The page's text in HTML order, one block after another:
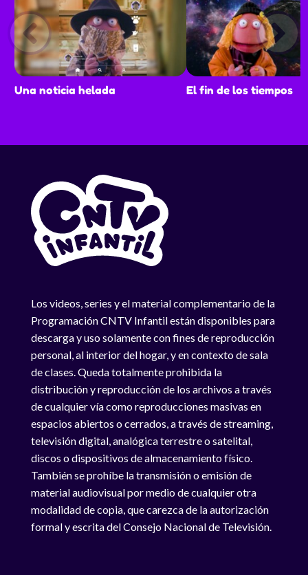
Una noticia helada El fin de los tiempos
Los videos, series y el material complementario de la
Programación CNTV Infantil están disponibles para
descarga y uso solamente con fines de reproducción
personal, al interior del hogar, y en contexto de sala
de clases. Queda totalmente prohibida la
distribución y reproducción de los archivos a través
de cualquier vía como reproducciones masivas en
espacios abiertos o cerrados, a través de streaming,
televisión digital, analógica terrestre o satelital,
discos o dispositivos de almacenamiento físico.
También se prohíbe la transmisión o emisión de
material audiovisual por medio de cualquier otra
modalidad de copia, que carezca de la autorización
formal y escrita del Consejo Nacional de Televisión.